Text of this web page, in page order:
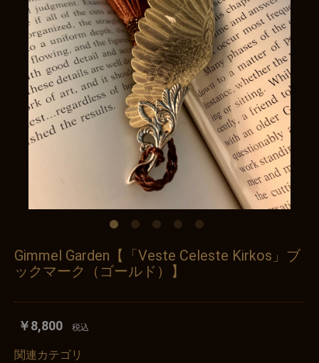
Gimmel Garden【「Veste Celeste Kirkos」ブ
ックマーク（ゴールド）】
￥8,800 税込
関連カテゴリ